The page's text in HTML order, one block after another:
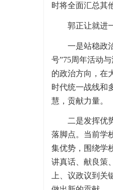
时将全面汇总其
郭正让就进
一是站稳政
号”75周年活动
的政治方向，在
时代统一战线和
慧，贡献力量。
二是发挥优
落脚点。当前学
集优势，围绕学
讲真话、献良策
上、议政议到